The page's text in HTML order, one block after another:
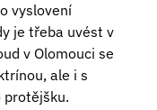
vyslovení
je třeba uvést v
v Olomouci se
ale i s
protějšku.